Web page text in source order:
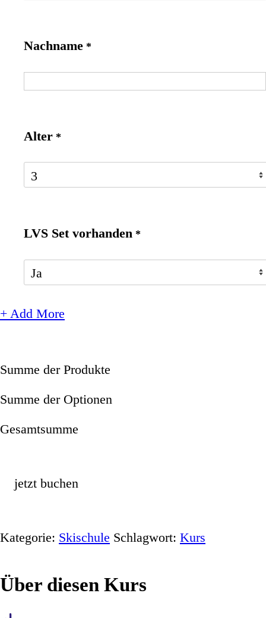
Nachname *
Alter *
LVS Set vorhanden *
+ Add More
Summe der Produkte
Summe der Optionen
Gesamtsumme
jetzt buchen
Kategorie: Skischule Schlagwort: Kurs
Über diesen Kurs